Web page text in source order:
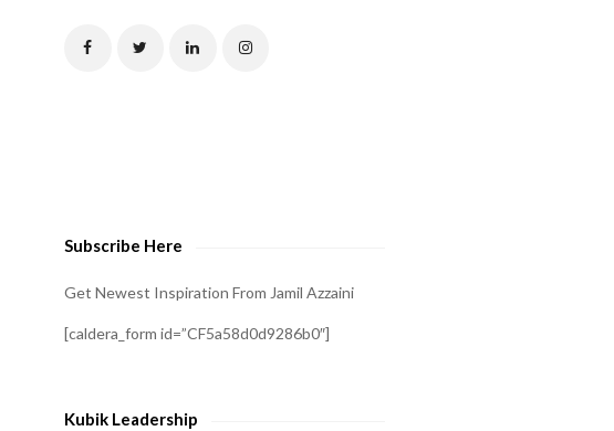
Subscribe Here
Get Newest Inspiration From Jamil Azzaini
[caldera_form id=”CF5a58d0d9286b0″]
Kubik Leadership